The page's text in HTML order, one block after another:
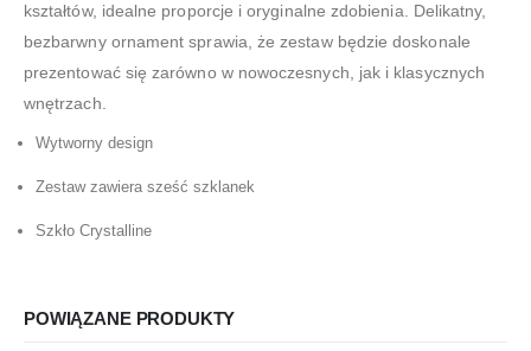
kształtów, idealne proporcje i oryginalne zdobienia. Delikatny,
bezbarwny ornament sprawia, że zestaw będzie doskonale
prezentować się zarówno w nowoczesnych, jak i klasycznych
wnętrzach.
Wytworny design
Zestaw zawiera sześć szklanek
Szkło Crystalline
POWIĄZANE PRODUKTY